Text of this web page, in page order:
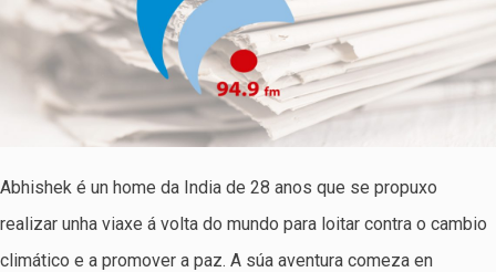
Abhishek é un home da India de 28 anos que se propuxo
realizar unha viaxe á volta do mundo para loitar contra o cambio
climático e a promover a paz. A súa aventura comeza en